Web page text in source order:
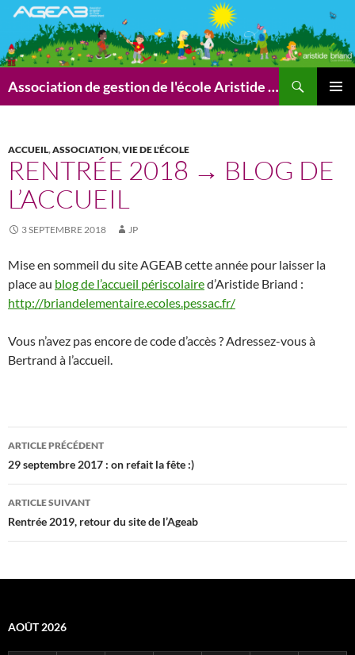
Aller
contenu
Association de gestion de l'école Aristide Briand (AGEAB)
ACCUEIL,ASSOCIATION,VIE DE L'ÉCOLE
RENTRÉE 2018 → BLOG DE
L’ACCUEIL
3 SEPTEMBRE 2018 JP
Mise en sommeil du site AGEAB cette année pour laisser la
place au blog de l’accueil périscolaired’Aristide Briand :
http://briandelementaire.ecoles.pessac.fr/
Vous n’avez pas encore de code d’accès ? Adressez-vous à
Bertrand à l’accueil.
Navigation
des
articles
ARTICLE PRÉCÉDENT
29 septembre 2017 : on refait la fête :)
ARTICLE SUIVANT
Rentrée 2019, retour du site de l’Ageab
AOÛT 2026